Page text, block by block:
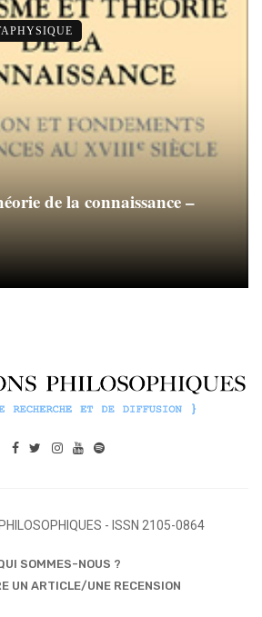
de la connaissance –
- ISSN 2105-0864
SOMMES-NOUS ?
UN ARTICLE/UNE RECENSION